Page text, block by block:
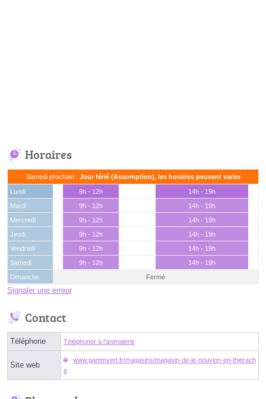
Horaires
Samedi prochain : Jour férié (Assomption), les horaires peuvent varier
Lundi 9h - 12h
14h - 19h
Mardi
9h - 12h
14h - 19h
Mercredi
9h - 12h
14h - 19h
Jeudi
9h - 12h
14h - 19h
Vendredi
9h - 12h
14h - 19h
Samedi
9h - 12h
14h - 19h
Dimanche
Fermé
Signaler une erreur
Contact
Téléphone Téléphoner à l'animalerie
Site web
www.gammvert.fr/magasins/magasin-de-le-nouvion-en-thierach
e